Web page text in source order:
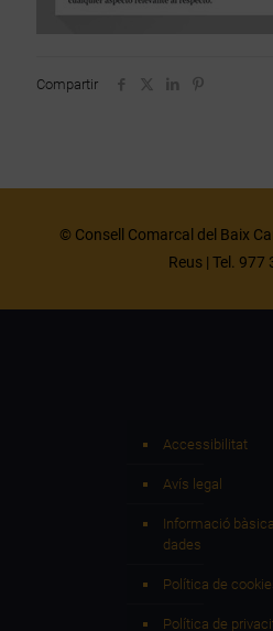
Compartir
© Consell Comarcal del Baix
Reus | Tel. 977
Accessibilitat
Avís legal
Informació
dades
Política de
Política de